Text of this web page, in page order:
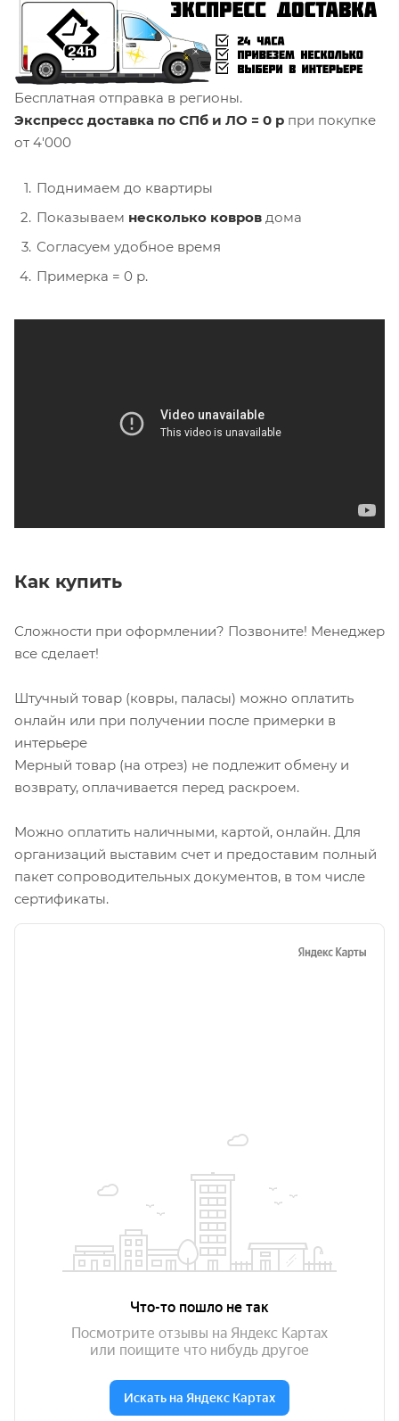
Бесплатная отправка в регионы.
Экспресс доставка по СПб и ЛО = 0 р при покупке
от 4'000
Поднимаем до квартиры
Показываем несколько ковров дома
Согласуем удобное время
Примерка = 0 р.
Как купить
Сложности при оформлении? Позвоните! Менеджер
все сделает!
Штучный товар (ковры, паласы) можно оплатить
онлайн или при получении после примерки в
интерьере
Мерный товар (на отрез) не подлежит обмену и
возврату, оплачивается перед раскроем.
Можно оплатить наличными, картой, онлайн. Для
организаций выставим счет и предоставим полный
пакет сопроводительных документов, в том числе
сертификаты.